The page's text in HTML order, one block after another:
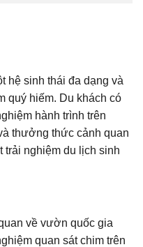
hệ sinh thái đa dạng và
quý hiếm. Du khách có
hành trình trên
thưởng thức cảnh quan
trải nghiệm du lịch sinh
về vườn quốc gia
quan sát chim trên